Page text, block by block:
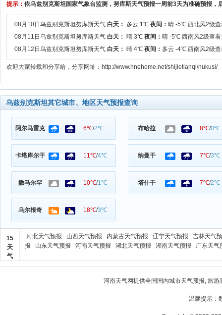
提示： 依乌兹别克斯坦国家气象台监测，努库斯天气预报一周前3天为准确预报，
08月10日乌兹别克斯坦努库斯天气 白天： 多云 1℃ 夜间： 晴 -5℃ 西北风2级查
08月11日乌兹别克斯坦努库斯天气 白天： 晴 3℃ 夜间： 晴 -5℃ 西南风2级查看
08月12日乌兹别克斯坦努库斯天气 白天： 晴 4℃ 夜间： 多云 -4℃ 西南风2级
欢迎大家转载和分享给，分享网址：http://www.hnehome.net/shijietianqi/nukusi/
乌兹别克斯坦其它城市、地区天气预报查询
阿尔马雷克 6℃/2℃ 布哈拉 8℃/0℃
卡塔库尔干 11℃/4℃ 纳曼干 7℃/3℃
撒马尔罕 10℃/1℃ 塔什干 7℃/2℃
乌尔根奇 18℃/3℃
15
天
气
河北天气预报 山西天气预报 内蒙古天气预报 辽宁天气预报
吉林天气
报
山东天气预报 河南天气预报 湖北天气预报 湖南天气预报 广东天气
河南天气网提供全国国内城市天气预报, 旅游
温馨提示：